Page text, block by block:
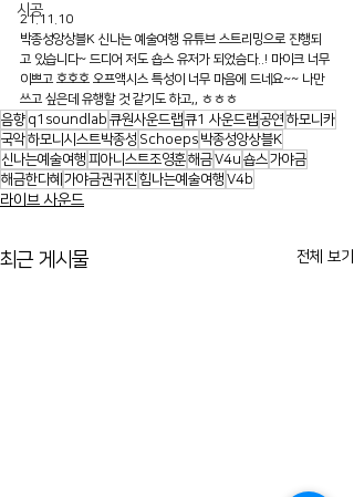
시공
21.11.10
박종성앙상블K 신나는 예술여행 유튜브 스트리밍으로 진행되
고 있습니다~ 드디어 저도 숍스 유저가 되었슴다..! 마이크 너무
이쁘고 호호호 오프액시스 특성이 너무 마음에 드네요~~ 나만
쓰고 싶은데 유행할 것 같기도 하고,, ㅎㅎㅎ
음향 q1soundlab 큐원사운드랩큐1 사운드랩공연 하모니카
국악하모니시스트박종성 Schoeps 박종성앙상블K
신나는예술여행 피아니스트조영훈해금V4u 숍스 가야금
해금한다혜 가야금권귀진 힘나는예술여행 V4b
라이브 사운드
최근 게시물 전체 보기